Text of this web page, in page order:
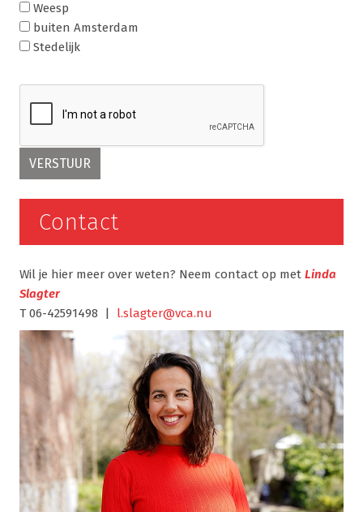
Weesp
buiten Amsterdam
Stedelijk
Contact
Wil je hier meer over weten? Neem contact op met Linda
Slagter
T 06-42591498 | l.slagter@vca.nu